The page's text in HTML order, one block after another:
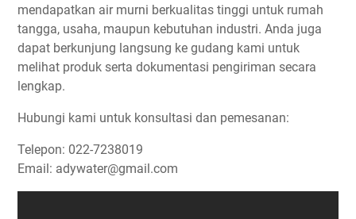
mendapatkan air murni berkualitas tinggi untuk rumah
tangga, usaha, maupun kebutuhan industri. Anda juga
dapat berkunjung langsung ke gudang kami untuk
melihat produk serta dokumentasi pengiriman secara
lengkap.
Hubungi kami untuk konsultasi dan pemesanan:
Telepon: 022-7238019
Email: adywater@gmail.com